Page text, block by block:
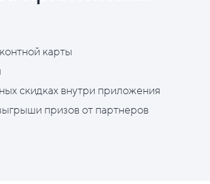
карты
скидках внутри приложения
призов от партнеров